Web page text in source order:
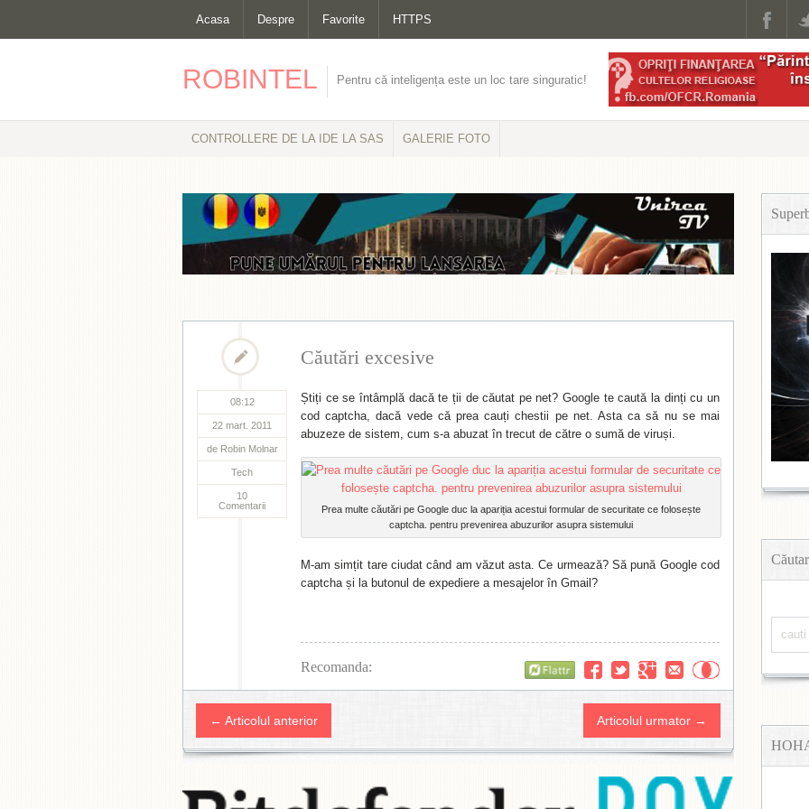
Acasa Despre Favorite HTTPS
ROBINTEL Pentru că inteligența este un loc tare singuratic!
CONTROLLERE DE LA IDE LA SAS GALERIE FOTO
08:12
22 mart. 2011
de Robin Molnar
Tech
10
Comentarii
Căutări excesive
Știți ce se întâmplă dacă te ții de căutat pe net? Google te caută la dinți cu un
cod captcha, dacă vede că prea cauți chestii pe net. Asta ca să nu se mai
abuzeze de sistem, cum s-a abuzat în trecut de către o sumă de viruși.
Prea multe căutări pe Google duc la apariția acestui formular de securitate ce folosește
captcha. pentru prevenirea abuzurilor asupra sistemului
M-am simțit tare ciudat când am văzut asta. Ce urmează? Să pună Google cod
captcha și la butonul de expediere a mesajelor în Gmail?
Recomanda:
← Articolul anterior Articolul urmator →